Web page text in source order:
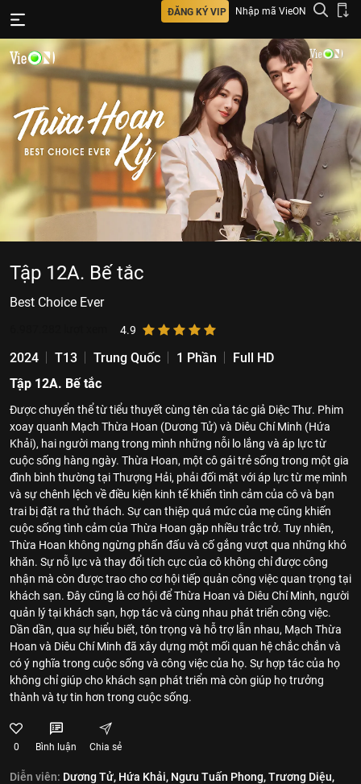
ĐĂNG KÝ VIP Nhập mã VieON
Tập 12A. Bế tắc
Best Choice Ever
4.9
2024 T13 Trung Quốc 1 Phần
Full HD
Tập 12A. Bế tắc
Được chuyển thể từ tiểu thuyết cùng tên của tác giả Diệc Thư. Phim
xoay quanh Mạch Thừa Hoan (Dương Tử) và Diêu Chí Minh (Hứa
Khải), hai người mang trong mình những nỗi lo lắng và áp lực từ
cuộc sống hàng ngày. Thừa Hoan, một cô gái trẻ sống trong một gia
đình bình thường tại Thượng Hải, phải đối mặt với áp lực từ mẹ mình
và sự chênh lệch về điều kiện kinh tế khiến tình cảm của cô và bạn
trai bị đặt ra thử thách. Sự can thiệp quá mức của mẹ cũng khiến
cuộc sống tình cảm của Thừa Hoan gặp nhiều trắc trở. Tuy nhiên,
Thừa Hoan không ngừng phấn đấu và cố gắng vượt qua những khó
khăn. Sự nỗ lực và thay đổi tích cực của cô không chỉ được công
nhận mà còn được trao cho cơ hội tiếp quản công việc quan trọng tại
khách sạn. Đây cũng là cơ hội để Thừa Hoan và Diêu Chí Minh, người
quản lý tại khách sạn, hợp tác và cùng nhau phát triển công việc.
Dần dần, qua sự hiểu biết, tôn trọng và hỗ trợ lẫn nhau, Mạch Thừa
Hoan và Diêu Chí Minh đã xây dựng một mối quan hệ chắc chắn và
có ý nghĩa trong cuộc sống và công việc của họ. Sự hợp tác của họ
không chỉ giúp cho khách sạn phát triển mà còn giúp họ trưởng
thành và tự tin hơn trong cuộc sống.
0 Bình luận Chia sẻ
Diễn viên: Dương Tử, Hứa Khải, Ngưu Tuấn Phong,Trương Diệu,